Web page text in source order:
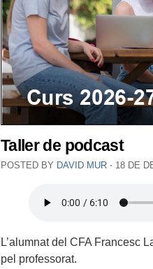
Taller de podcast
POSTED BY DAVID MUR ⋅ 18 DE
L’alumnat del CFA Francesc
pel professorat.